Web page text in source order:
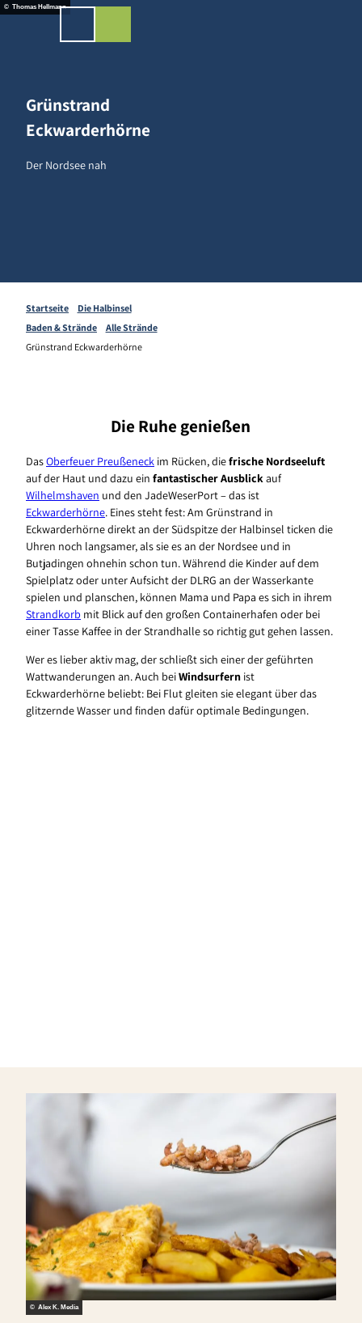
Z
Shop
© Thomas Hellmann
Grünstrand
Eckwarderhörne
Der Nordsee nah
Startseite
Die Halbinsel
Baden & Strände
Alle Strände
Grünstrand Eckwarderhörne
Die Ruhe genießen
DasOberfeuer Preußeneck im Rücken, diefrische Nordseeluft
auf der Haut und dazu ein fantastischer Ausblick auf
Wilhelmshaven und den JadeWeserPort – das ist
Eckwarderhörne. Eines steht fest: Am Grünstrand in
Eckwarderhörne direkt an der Südspitze der Halbinsel ticken die
Uhren noch langsamer, als sie es an der Nordsee und in
Butjadingen ohnehin schon tun. Während die Kinder auf dem
Spielplatz oder unter Aufsicht der DLRG an der Wasserkante
spielen und planschen, können Mama und Papa es sich in ihrem
Strandkorb mit Blick auf den großen Containerhafen oder bei
einer Tasse Kaffee in der Strandhalle so richtig gut gehen lassen.
Wer es lieber aktiv mag, der schließt sich einer der geführten
Wattwanderungen an. Auch beiWindsurfern ist
Eckwarderhörne beliebt: Bei Flut gleiten sie elegant über das
glitzernde Wasser und finden dafür optimale Bedingungen.
© Alex K. Media